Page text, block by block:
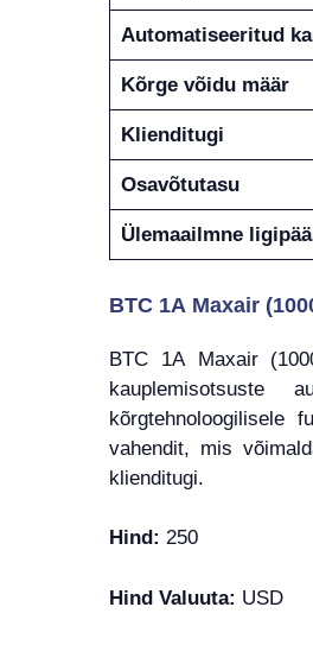
Automatiseeritud
Kõrge võidu määr
Klienditugi
Osavõtutasu
Ülemaailmne
BTC 1A Maxair
BTC 1A Maxair
kauplemisotsuste
kõrgtehnoloogilisele
vahendit, mis
klienditugi.
Hind: 250
Hind Valuuta: USD